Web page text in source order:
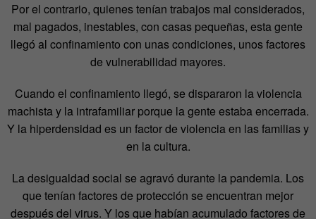
Por el contrario, quienes tenían trabajos mal considerados,
mal pagados, inestables, con casas pequeñas, esta gente
llegó al confinamiento con unas condiciones, unos factores
de vulnerabilidad mayores.
Cuando el confinamiento llegó, se dispararon la violencia
machista y la intrafamiliar porque la gente estaba encerrada.
Y la hiperdensidad es un factor de violencia en las familias y
en la cultura.
La desigualdad social se agravó durante la pandemia. Los
que tenían factores de protección se encuentran mejor
después del virus. Y los que habían acumulado factores de